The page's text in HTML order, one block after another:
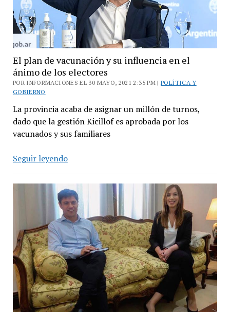
El plan de vacunación y su influencia en el
ánimo de los electores
POR INFORMACIONES EL 30 MAYO, 2021 2:35 PM |POLÍTICA Y
GOBIERNO
La provincia acaba de asignar un millón de turnos,
dado que la gestión Kicillof es aprobada por los
vacunados y sus familiares
Seguir leyendoEl
vacunación
y
su
influencia
en
el
ánimo
de
los
electores